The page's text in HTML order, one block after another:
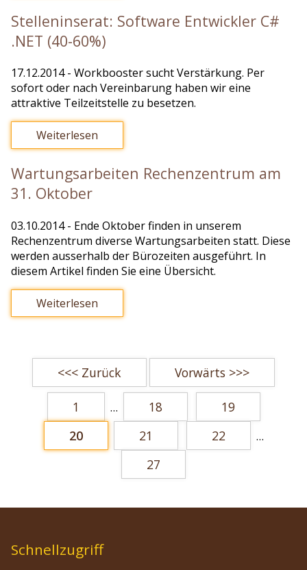
Stelleninserat: Software Entwickler C#
.NET (40-60%)
17.12.2014- Workbooster sucht Verstärkung. Per
sofort oder nach Vereinbarung haben wir eine
attraktive Teilzeitstelle zu besetzen.
Weiterlesen
Wartungsarbeiten Rechenzentrum am
31. Oktober
03.10.2014- Ende Oktober finden in unserem
Rechenzentrum diverse Wartungsarbeiten statt. Diese
werden ausserhalb der Bürozeiten ausgeführt. In
diesem Artikel finden Sie eine Übersicht.
Weiterlesen
<<< Zurück Vorwärts >>>
1 … 18
19
20
21 22 …
27
Schnellzugriff